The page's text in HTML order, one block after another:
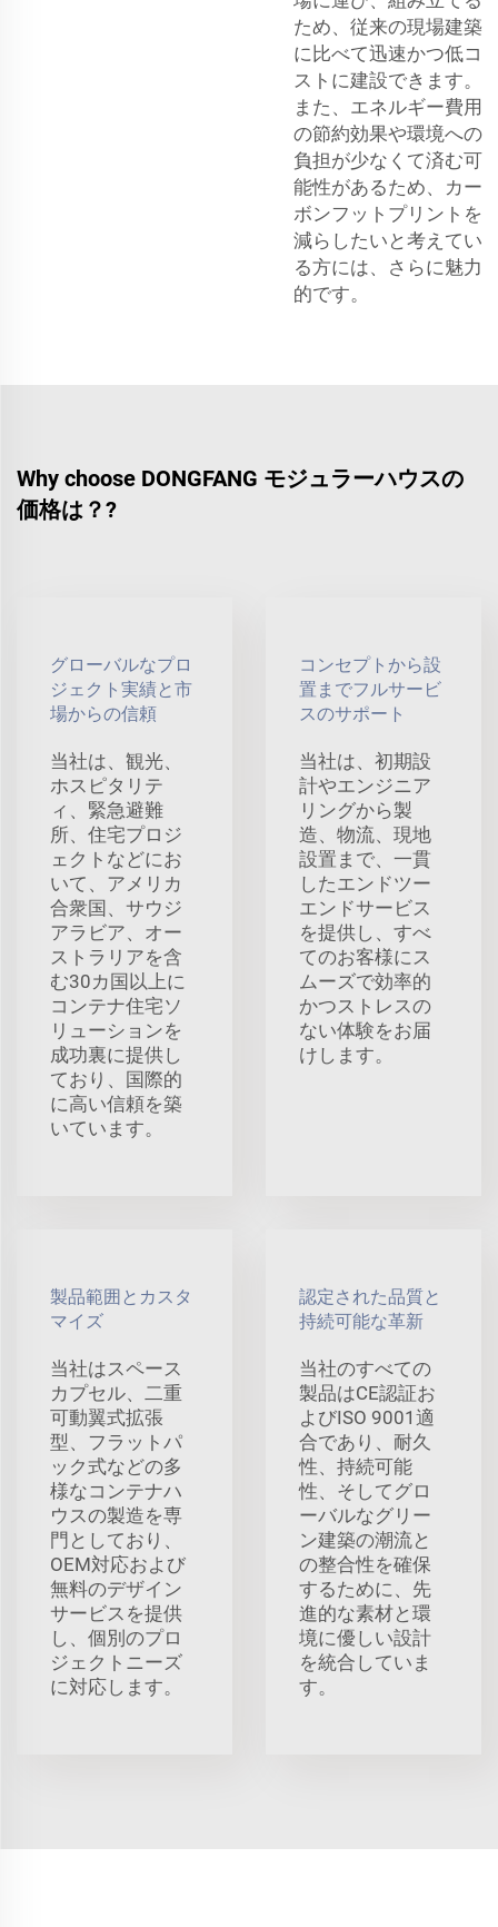
ため、従来の現場建築
に比べて迅速かつ低コ
ストに建設できます。
また、エネルギー費用
の節約効果や環境への
負担が少なくて済む可
能性があるため、カー
ボンフットプリントを
減らしたいと考えてい
る方には、さらに魅力
的です。
Why choose DONGFANG モジュラーハウスの
価格は？?
グローバルなプロ
ジェクト実績と市
場からの信頼
当社は、観光、
ホスピタリテ
ィ、緊急避難
所、住宅プロジ
ェクトなどにお
いて、アメリカ
合衆国、サウジ
アラビア、オー
ストラリアを含
む30カ国以上に
コンテナ住宅ソ
リューションを
成功裏に提供し
ており、国際的
に高い信頼を築
いています。
コンセプトから設
置までフルサービ
スのサポート
当社は、初期設
計やエンジニア
リングから製
造、物流、現地
設置まで、一貫
したエンドツー
エンドサービス
を提供し、すべ
てのお客様にス
ムーズで効率的
かつストレスの
ない体験をお届
けします。
製品範囲とカスタ
マイズ
当社はスペース
カプセル、二重
可動翼式拡張
型、フラットパ
ック式などの多
様なコンテナハ
ウスの製造を専
門としており、
OEM対応および
無料のデザイン
サービスを提供
し、個別のプロ
ジェクトニーズ
に対応します。
認定された品質と
持続可能な革新
当社のすべての
製品はCE認証お
よびISO 9001適
合であり、耐久
性、持続可能
性、そしてグロ
ーバルなグリー
ン建築の潮流と
の整合性を確保
するために、先
進的な素材と環
境に優しい設計
を統合していま
す。